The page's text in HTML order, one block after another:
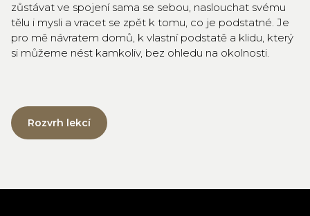
zůstávat ve spojení sama se sebou, naslouchat svému
tělu i mysli a vracet se zpět k tomu, co je podstatné. Je
pro mě návratem domů, k vlastní podstatě a klidu, který
si můžeme nést kamkoliv, bez ohledu na okolnosti.
Rozvrh lekcí